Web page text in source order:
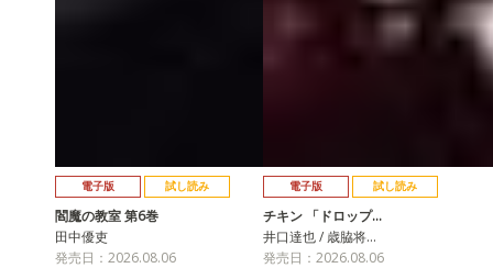
電子版 試し読み
閻魔の教室 第6巻
田中優吏
発売日：2026.08.06
電子版 試し読み
チキン 「ドロップ…
井口達也 / 歳脇将…
発売日：2026.08.06